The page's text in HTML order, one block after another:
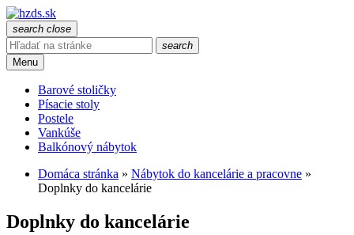
search close
search
Menu
Barové stoličky
Písacie stoly
Postele
Vankúše
Balkónový nábytok
Domáca stránka » Nábytok do kancelárie a pracovne »
Doplnky do kancelárie
Doplnky do kancelárie